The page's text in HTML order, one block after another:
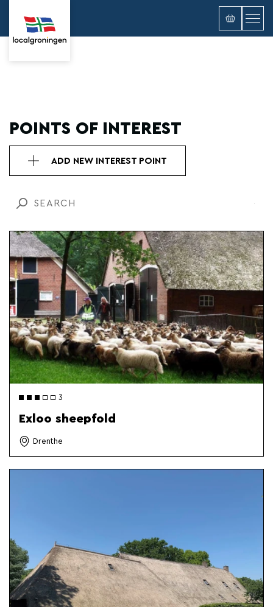
POINTS OF INTEREST
ADD NEW INTEREST POINT
3
Exloo sheepfold
Drenthe